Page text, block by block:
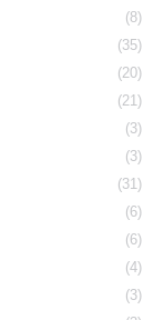
(8)
(35)
(20)
(21)
(3)
(3)
(31)
(6)
(6)
(4)
(3)